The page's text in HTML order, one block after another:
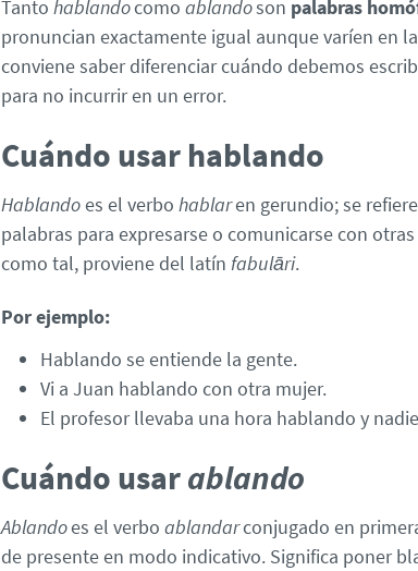
Tanto hablandocomo ablandoson palabras
pronuncian exactamente igual aunque varíen en
conviene saber diferenciar cuándo debemos
para no incurrir en un error.
Cuándo usar hablando
Hablandoes el verbo hablaren gerundio; se
palabras para expresarse o comunicarse con
como tal, proviene del latín fabulāri.
Por ejemplo:
Hablando se entiende la gente.
Vi a Juan hablando con otra mujer.
El profesor llevaba una hora hablando y
Cuándo usarablando
Ablandoes el verbo ablandarconjugado en
de presente en modo indicativo. Significa poner